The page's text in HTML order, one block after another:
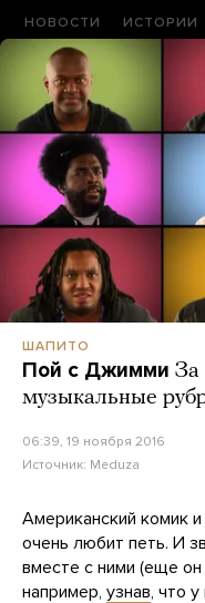
НОВОСТИ ИСТОРИИ
ШАПИТО
Пой с Джимми За
музыкальные
06:39, 19 ноября 2016
Источник: Meduza
Американский комик
очень любит петь. И
вместе с ними (еще
например, узнав, что